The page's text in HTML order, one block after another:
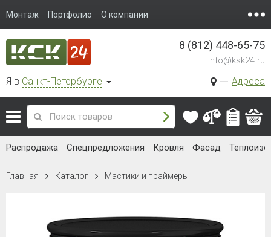
Монтаж Портфолио О компании
Я в Санкт-Петербурге Адреса
8 (812) 448-65-75
info@ksk24.ru
Распродажа Спецпредложения Кровля Фасад
Главная Каталог Мастики и праймеры